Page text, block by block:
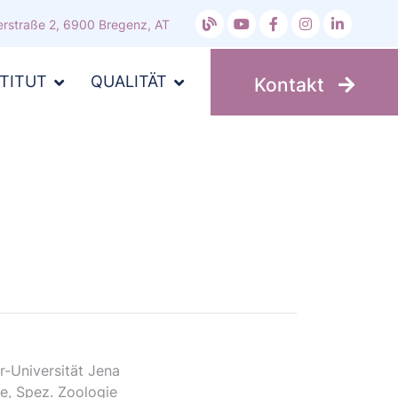
2, 6900 Bregenz, AT
QUALITÄT Kontakt
Universität Jena
Spez. Zoologie